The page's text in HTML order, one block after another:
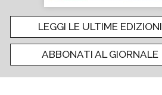
LEGGI LE ULTIME EDIZIONI
ABBONATI AL GIORNALE